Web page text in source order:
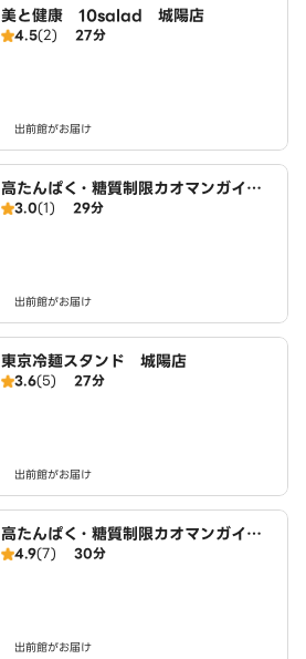
美と健康 10salad 城陽店
4.5(2) 27分
出前館がお届け
高たんぱく・糖質制限カオマンガイ
東京鶏飯食堂 城陽店
3.0(1) 29分
出前館がお届け
東京冷麺スタンド 城陽店
3.6(5) 27分
出前館がお届け
高たんぱく・糖質制限カオマンガイ
東京鶏飯食堂 伏見向島店
4.9(7) 30分
出前館がお届け